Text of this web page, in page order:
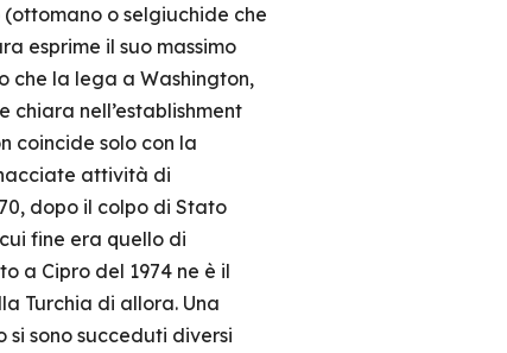
o selgiuchide che
esprime il suo massimo
che la lega a Washington,
nell’establishment
coincide solo con la
attività di
dopo il colpo di Stato
fine era quello di
a Cipro del 1974 ne è il
Turchia di allora. Una
sono succeduti diversi